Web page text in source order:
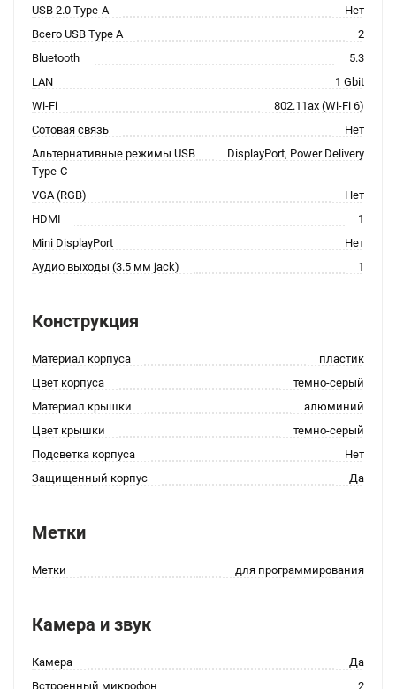
USB 2.0 Type-A
Нет
Всего USB Type A
2
Bluetooth
5.3
LAN
1 Gbit
Wi-Fi
802.11ax (Wi-Fi 6)
Сотовая связь
Нет
Альтернативные режимы USB
Type-C
DisplayPort, Power Delivery
VGA (RGB)
Нет
HDMI
1
Mini DisplayPort
Нет
Аудио выходы (3.5 мм jack)
1
Конструкция
Материал корпуса
пластик
Цвет корпуса
темно-серый
Материал крышки
алюминий
Цвет крышки
темно-серый
Подсветка корпуса
Нет
Защищенный корпус
Да
Метки
Метки для программирования
Камера и звук
Камера
Да
Встроенный микрофон
2